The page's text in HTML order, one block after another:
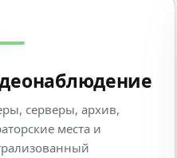
серверы, архив,
места и